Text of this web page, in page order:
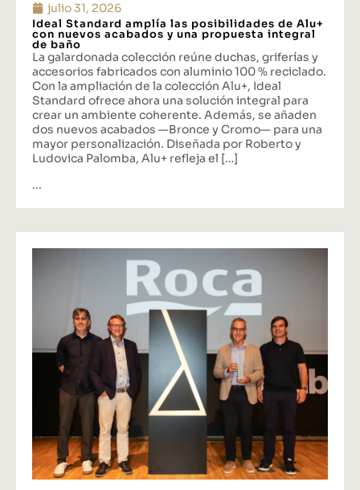
julio 31, 2026
Ideal Standard amplía las posibilidades de Alu+
con nuevos acabados y una propuesta integral
de baño
La galardonada colección reúne duchas, griferías y
accesorios fabricados con aluminio 100 % reciclado.
Con la ampliación de la colección Alu+, Ideal
Standard ofrece ahora una solución integral para
crear un ambiente coherente. Además, se añaden
dos nuevos acabados —Bronce y Cromo— para una
mayor personalización. Diseñada por Roberto y
Ludovica Palomba, Alu+ refleja el […]
...